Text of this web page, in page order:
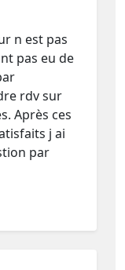
n est pas
pas eu de
rdv sur
Après ces
j ai
par